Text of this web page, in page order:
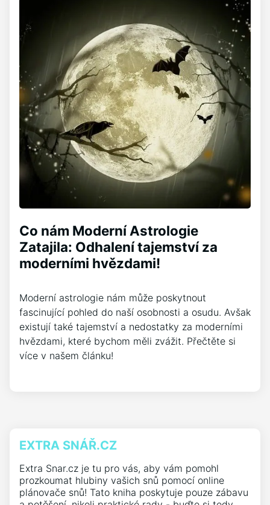
Co nám Moderní Astrologie
Zatajila: Odhalení tajemství za
moderními hvězdami!
Moderní astrologie nám může poskytnout
fascinující pohled do naší osobnosti a osudu. Avšak
existují také tajemství a nedostatky za moderními
hvězdami, které bychom měli zvážit. Přečtěte si
více v našem článku!
EXTRA SNÁŘ.CZ
Extra Snar.cz je tu pro vás, aby vám pomohl
prozkoumat hlubiny vašich snů pomocí online
plánovače snů! Tato kniha poskytuje pouze zábavu